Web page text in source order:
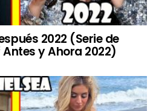
2022 (Serie de
y Ahora 2022)